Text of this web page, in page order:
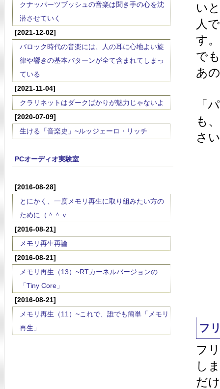
クナッパーツブッシュの音楽は聞き手の心を沈
潜させていく
[2021-12-02]
バロック時代の音楽には、人の耳に心地よい旋
律や響きの基本パターンが全て含まれてしまっ
ている
[2021-11-04]
クラリネットはダークばかりが魅力じゃないよ
[2020-07-09]
生ける「音楽史」~ルッジェーロ・リッチ
PCオーディオ実験室
[2016-08-28]
とにかく、一度メモリ再生に取り組みたい方の
ために（＾＾ｖ
[2016-08-21]
メモリ再生再論
[2016-08-21]
メモリ再生（13）~RTカーネルバージョンの
「Tiny Core」
[2016-08-21]
メモリ再生（11）~これで、誰でも簡単「メモリ
再生」
い
人
す。
で
あ
「
も
さ
フ
フ
し
だ